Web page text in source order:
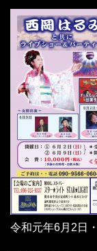
令和元年6月2日